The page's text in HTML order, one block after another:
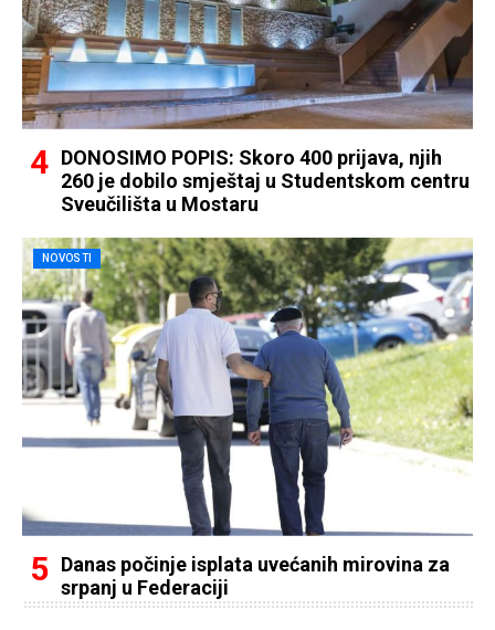
DONOSIMO POPIS: Skoro 400 prijava, njih
260 je dobilo smještaj u Studentskom centru
Sveučilišta u Mostaru
NOVOSTI
Danas počinje isplata uvećanih mirovina za
srpanj u Federaciji